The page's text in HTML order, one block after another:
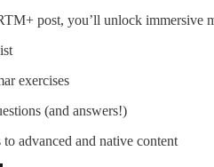
post, you’ll unlock immersive
exercises
(and answers!)
to advanced and native content